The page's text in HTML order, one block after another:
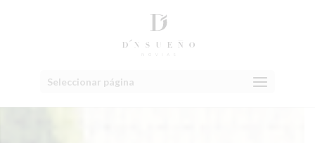
Seleccionar página